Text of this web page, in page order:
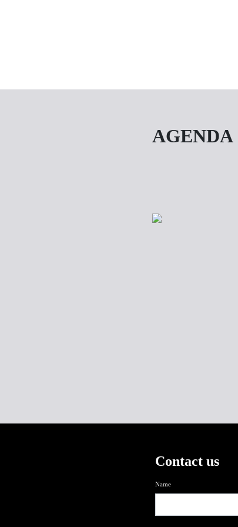
AGENDA
Contact us
Name